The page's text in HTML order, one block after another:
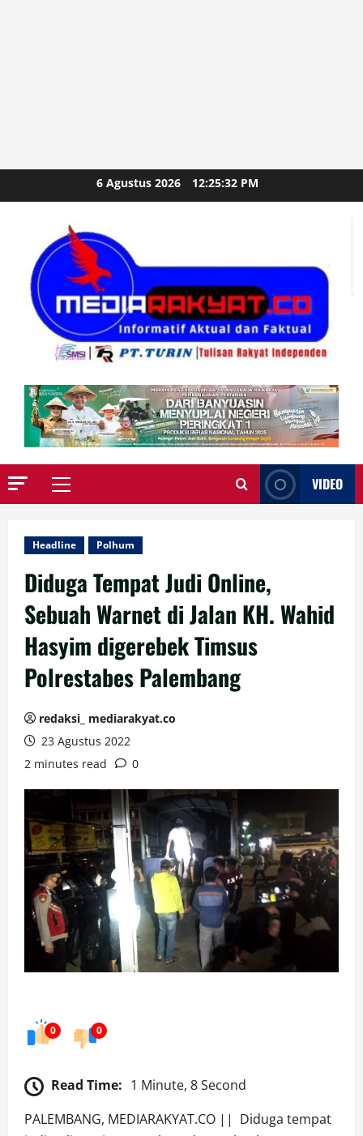
to
6 Agustus 2026 12:25:33 PM
Primary
VIDEO
Headline Polhum
Diduga Tempat Judi Online,
Sebuah Warnet di Jalan KH. Wahid
Hasyim digerebek Timsus
Polrestabes Palembang
redaksi_ mediarakyat.co
23 Agustus 2022
2 minutes read
0
0 0
Read Time: 1 Minute, 8 Second
PALEMBANG, MEDIARAKYAT.CO || Diduga tempat